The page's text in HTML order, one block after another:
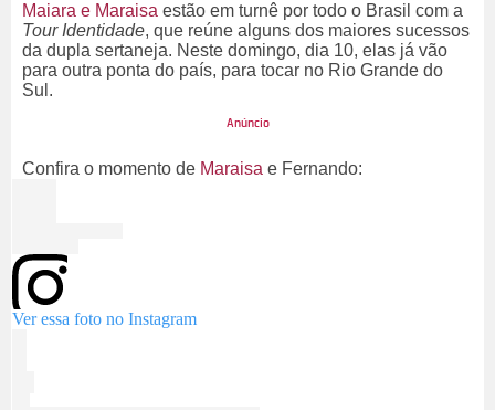
Maiara e Maraisa estão em turnê por todo o Brasil com a
Tour Identidade, que reúne alguns dos maiores sucessos
da dupla sertaneja. Neste domingo, dia 10, elas já vão
para outra ponta do país, para tocar no Rio Grande do
Sul.
Confira o momento de Maraisa e Fernando:
Ver essa foto no Instagram